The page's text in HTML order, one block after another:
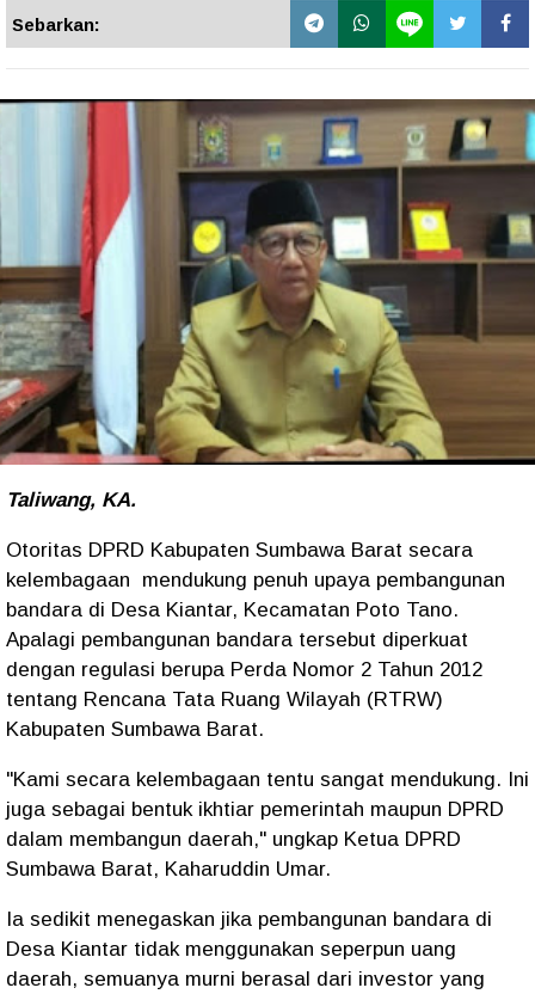
Sebarkan:
Taliwang, KA.
Otoritas DPRD Kabupaten Sumbawa Barat secara
kelembagaan mendukung penuh upaya pembangunan
bandara di Desa Kiantar, Kecamatan Poto Tano.
Apalagi pembangunan bandara tersebut diperkuat
dengan regulasi berupa Perda Nomor 2 Tahun 2012
tentang Rencana Tata Ruang Wilayah (RTRW)
Kabupaten Sumbawa Barat.
"Kami secara kelembagaan tentu sangat mendukung. Ini
juga sebagai bentuk ikhtiar pemerintah maupun DPRD
dalam membangun daerah," ungkap Ketua DPRD
Sumbawa Barat, Kaharuddin Umar.
Ia sedikit menegaskan jika pembangunan bandara di
Desa Kiantar tidak menggunakan seperpun uang
daerah, semuanya murni berasal dari investor yang